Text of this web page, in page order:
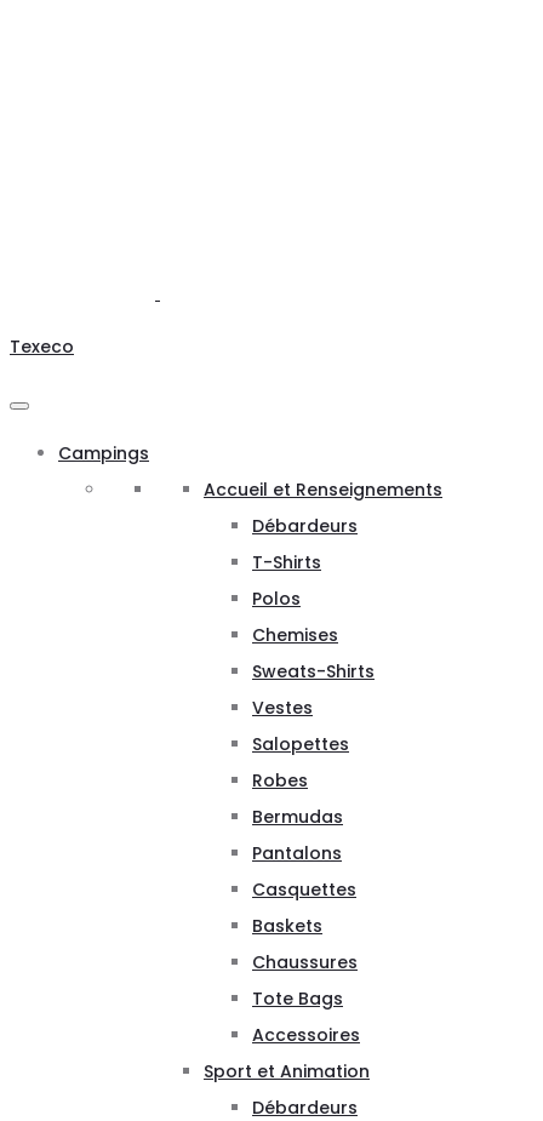
Texeco
Campings
Accueil et Renseignements
Débardeurs
T-Shirts
Polos
Chemises
Sweats-Shirts
Vestes
Salopettes
Robes
Bermudas
Pantalons
Casquettes
Baskets
Chaussures
Tote Bags
Accessoires
Sport et Animation
Débardeurs